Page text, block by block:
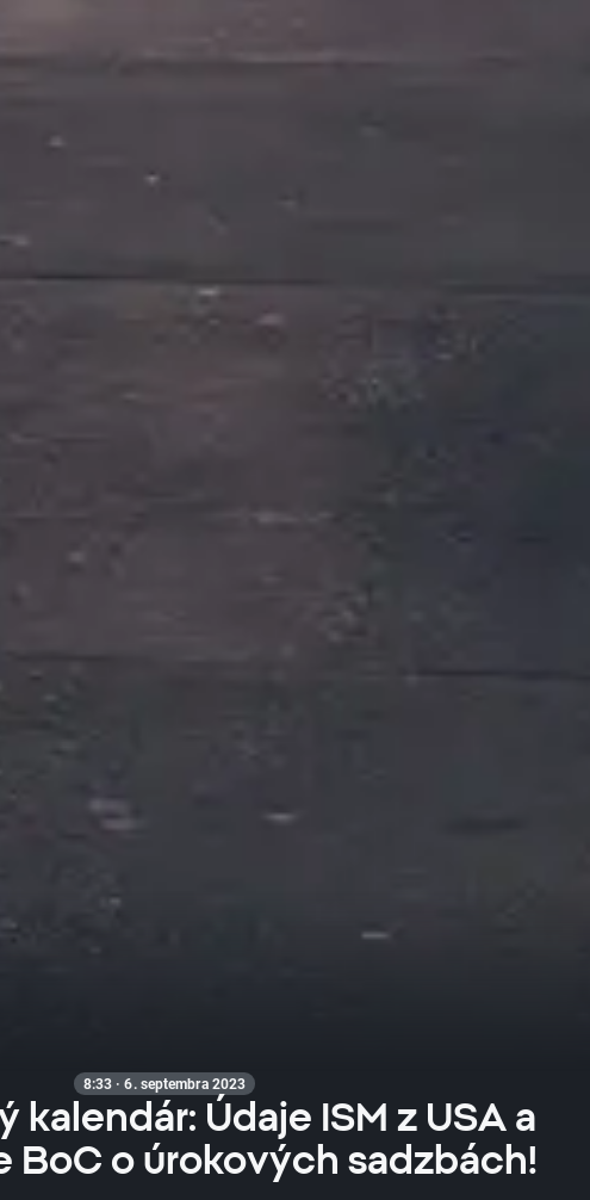
8:33 · 6. septembra 2023
kalendár: Údaje ISM z USA a
BoC o úrokových sadzbách!